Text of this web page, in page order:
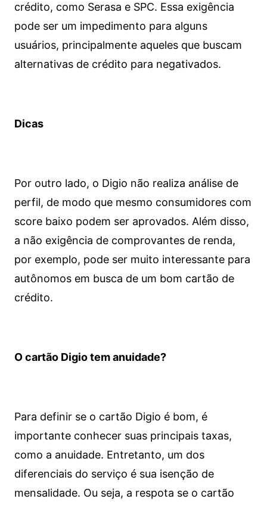
crédito, como Serasa e SPC. Essa exigência
pode ser um impedimento para alguns
usuários, principalmente aqueles que buscam
alternativas de crédito para negativados.
Dicas
Por outro lado, o Digio não realiza análise de
perfil, de modo que mesmo consumidores com
score baixo podem ser aprovados. Além disso,
a não exigência de comprovantes de renda,
por exemplo, pode ser muito interessante para
autônomos em busca de um bom cartão de
crédito.
O cartão Digio tem anuidade?
Para definir se o cartão Digio é bom, é
importante conhecer suas principais taxas,
como a anuidade. Entretanto, um dos
diferenciais do serviço é sua isenção de
mensalidade. Ou seja, a respota se o cartão